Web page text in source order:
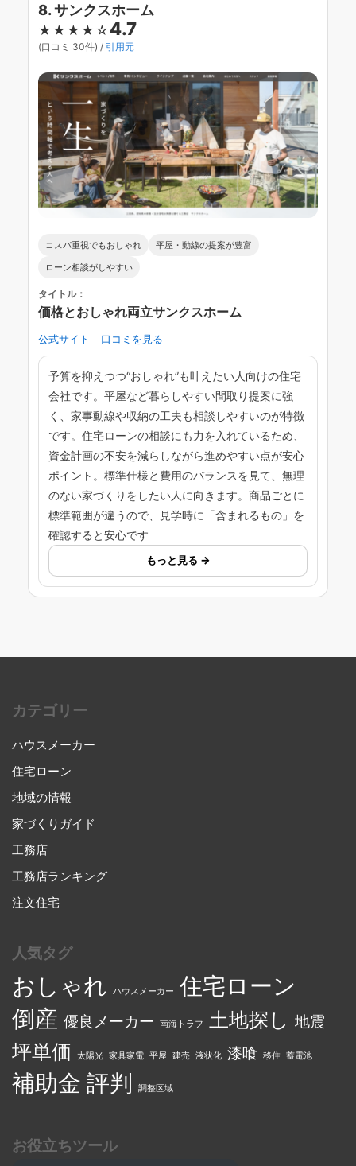
8. サンクスホーム
★★★★☆ 4.7
(口コミ 30件) / 引用元
コスパ重視でもおしゃれ
平屋・動線の提案が豊富
ローン相談がしやすい
タイトル：
価格とおしゃれ両立サンクスホーム
公式サイト 口コミを見る
予算を抑えつつ“おしゃれ”も叶えたい人向けの住宅
会社です。平屋など暮らしやすい間取り提案に強
く、家事動線や収納の工夫も相談しやすいのが特徴
です。住宅ローンの相談にも力を入れているため、
資金計画の不安を減らしながら進めやすい点が安心
ポイント。標準仕様と費用のバランスを見て、無理
のない家づくりをしたい人に向きます。商品ごとに
標準範囲が違うので、見学時に「含まれるもの」を
確認すると安心です
もっと見る →
カテゴリー
ハウスメーカー
住宅ローン
地域の情報
家づくりガイド
工務店
工務店ランキング
注文住宅
人気タグ
おしゃれ ハウスメーカー
住宅ローン
倒産 優良メーカー 南海トラフ 土地探し 地震
坪単価 太陽光 家具家電 平屋 建売 液状化 漆喰 移住 蓄電池
補助金 評判 調整区域
お役立ちツール